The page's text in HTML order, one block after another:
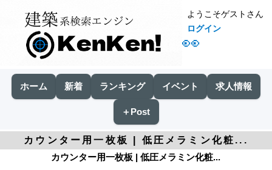
👀
ようこそゲストさん
ログイン
ホーム 新着 ランキング イベント 求人情報
＋Post
カウンター用一枚板 | 低圧メラミン化粧...
カウンター用一枚板 | 低圧メラミン化粧...